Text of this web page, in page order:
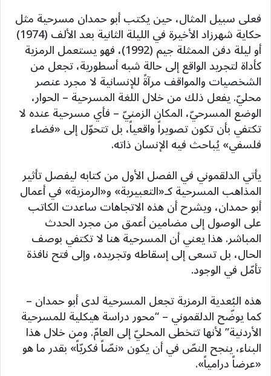
فعلى سبيل المثال، حين يكتب أبو حمدان مسرحية مثل
حكاية شهرزاد الأخيرة في الليلة الثانية بعد الألف (1974)
أو ليلة دفن الممثلة جيم (1992)، فهو يستعمل الرمزية
كأداة لتجريد الواقع إلى حالة شبه أسطورية، تجعل من
الشخصيات والمواقف مرآةً للإنسانية لا مجرد عنصر
محليّ. يفعل ذلك من خلال اللغة المسرحية – الحوار،
الوضع المسرحيّ، المكان الزمنيّ – فأي مسرحية عنده لا
تكتفي بأن تكون تصويراً واقعياً، بل تتحوّل إلى «فضاء
فلسفي» يُباحث فيه الإنسان ذاته.
يأتي الدلقموني في الفصل الأول من كتابه ليفصل تأثير
المذاهب المسرحية كـ«التعبيرية» و«الرمزية» في أعمال
أبو حمدان، ويشرح أن هذه الاتجاهات ساعدت الكاتب
على الوصول إلى مضامين أعمق من مجرد الحدث
المباشر. هذا يعني أن المسرحية هنا لا تكتفي بوصف
الحال، بل تسعى إلى إسقاطه وتجريده، وإلى فتح نافذة
تأمّل في الوجود.
هذه البُعدية الرمزية تجعل المسرحية لدى أبو حمدان –
كما يوضّح الدلقموني – “محور دراسة هيكلية للمسرحية
الأردنية” لأنها تتخطى المحليّ إلى العامّ. ومن خلال هذا
البناء، ينجح النصّ في أن يكون «نصّاً فكريّاً» بقدر ما هو
«عرضاً درامياً».